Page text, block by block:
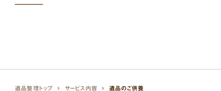
遺品整理トップ サービス内容 遺品のご供養